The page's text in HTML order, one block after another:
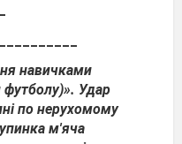
навичками
. Удар
по нерухомому
м'яча